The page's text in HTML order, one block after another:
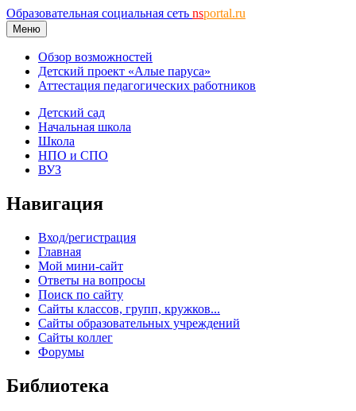
Образовательная социальная сеть nsportal.ru
Меню
Обзор возможностей
Детский проект «Алые паруса»
Аттестация педагогических работников
Детский сад
Начальная школа
Школа
НПО и СПО
ВУЗ
Навигация
Вход/регистрация
Главная
Мой мини-сайт
Ответы на вопросы
Поиск по сайту
Сайты классов, групп, кружков...
Сайты образовательных учреждений
Сайты коллег
Форумы
Библиотека